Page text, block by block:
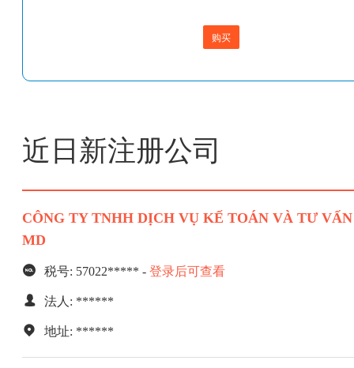
购买
近日新注册公司
CÔNG TY TNHH DỊCH VỤ KẾ TOÁN VÀ TƯ
MD
税号: 57022***** - 登录后可查看
法人: ******
地址: ******